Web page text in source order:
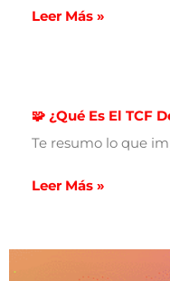
Leer Más »
🧩 ¿Qué Es El TCF
Te resumo lo que
Leer Más »